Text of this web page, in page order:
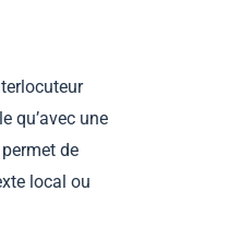
qu’avec une
de
local ou